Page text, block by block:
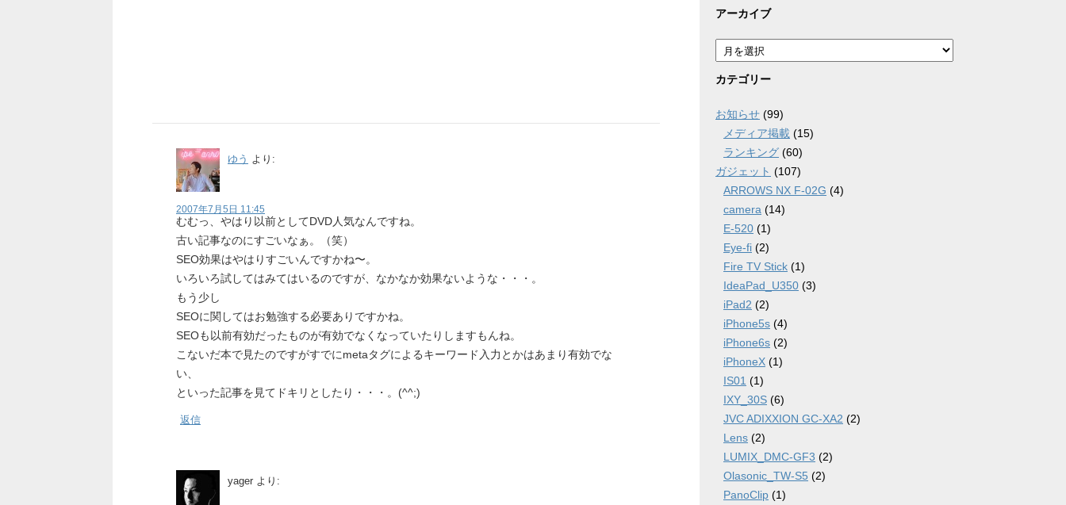
ゆう より:
2007年7月5日 11:45
むむっ、やはり以前としてDVD人気なんですね。
古い記事なのにすごいなぁ。（笑）
SEO効果はやはりすごいんですかね〜。
いろいろ試してはみてはいるのですが、なかなか効果ないような・・・。
もう少し
SEOに関してはお勉強する必要ありですかね。
SEOも以前有効だったものが有効でなくなっていたりしますもんね。
こないだ本で見たのですがすでにmetaタグによるキーワード入力とかはあまり有効でな
い、
といった記事を見てドキリとしたり・・・。(^^;)
返信
yager より:
アーカイブ
ア
ー
カ
ブ
カテゴリー
お知らせ (99)
メディア掲載 (15)
ランキング (60)
ガジェット (107)
ARROWS NX F-02G (4)
camera (14)
E-520 (1)
Eye-fi (2)
Fire TV Stick (1)
IdeaPad_U350 (3)
iPad2 (2)
iPhone5s (4)
iPhone6s (2)
iPhoneX (1)
IS01 (1)
IXY_30S (6)
JVC ADIXXION GC-XA2 (2)
Lens (2)
LUMIX_DMC-GF3 (2)
Olasonic_TW-S5 (2)
PanoClip (1)